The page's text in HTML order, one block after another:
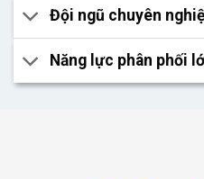
Đội ngũ chuyên
Năng lực phân phối